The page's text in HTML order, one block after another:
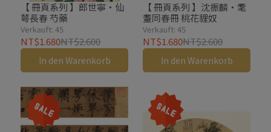
【 冊頁系列 】郎世寧・仙
萼長春 芍藥
Verkauft: 45
NT$1.680NT$2.600
In den Warenkorb
【 冊頁系列 】沈振麟・耄
耋同春冊 桃花貍奴
Verkauft: 45
NT$1.680NT$2.600
In den Warenkorb